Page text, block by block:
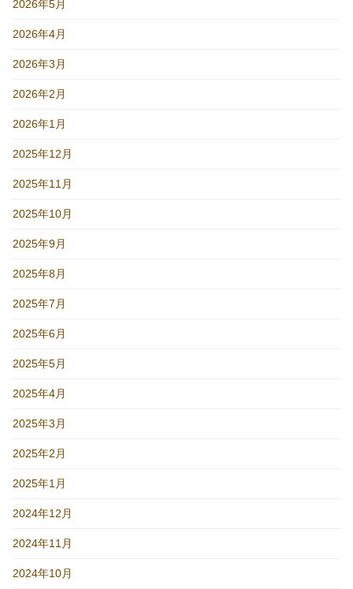
2026年5月
2026年4月
2026年3月
2026年2月
2026年1月
2025年12月
2025年11月
2025年10月
2025年9月
2025年8月
2025年7月
2025年6月
2025年5月
2025年4月
2025年3月
2025年2月
2025年1月
2024年12月
2024年11月
2024年10月